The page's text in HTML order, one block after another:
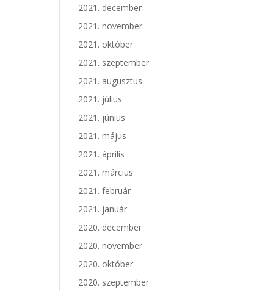
2021. december
2021. november
2021. október
2021. szeptember
2021. augusztus
2021. július
2021. június
2021. május
2021. április
2021. március
2021. február
2021. január
2020. december
2020. november
2020. október
2020. szeptember